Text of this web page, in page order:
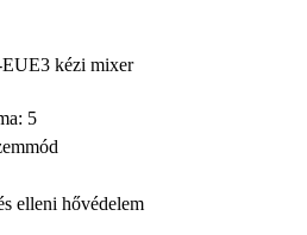
kézi mixer
5
elleni hővédelem